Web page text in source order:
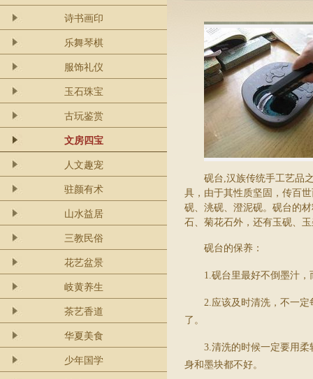
诗书画印
乐舞琴棋
服饰礼仪
玉石珠宝
古玩鉴赏
文房四宝
人文趣宠
驻颜有术
山水益居
三教民俗
花艺盆景
岐黄养生
茶艺香道
华夏美食
少年国学
砚台,汉族传统手工艺品
具，由于其性质坚固，传百
砚、洮砚、澄泥砚。砚台的
石、菊花石外，还有玉砚、
砚台的保养：
1.砚台里最好不倒墨汁，
2.应该及时清洗，不一
了。
3.清洗的时候一定要用
身和墨块都不好。